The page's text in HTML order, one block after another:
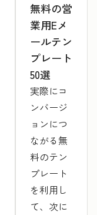
無料の営
業用Eメ
ールテン
プレート
50選
実際にコ
ンバージ
ョンにつ
ながる無
料のテン
プレート
を利用し
て、次に